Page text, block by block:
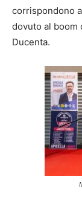
corrispondono
dovuto al boom
Ducenta.